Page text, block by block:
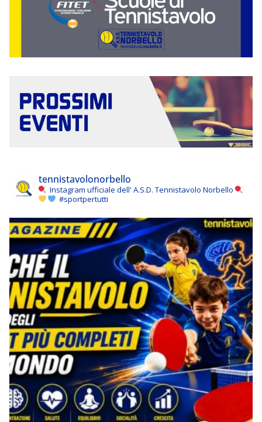
tennistavolonorbello
Instagram ufficiale dell' A.S.D. Tennistavolo Norbello
#sportpertutti